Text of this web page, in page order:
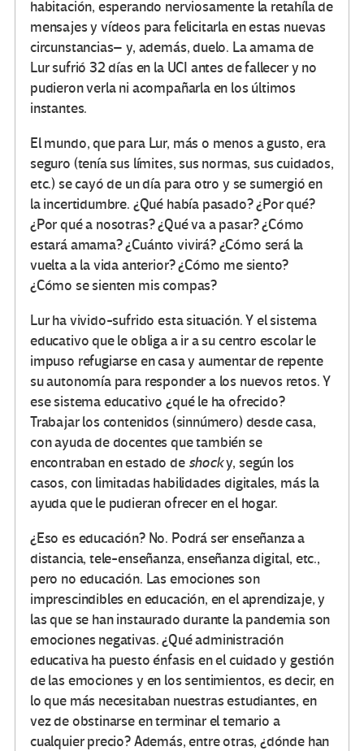
habitación, esperando nerviosamente la retahíla de
mensajes y vídeos para felicitarla en estas nuevas
circunstancias– y, además, duelo. La amama de
Lur sufrió 32 días en la UCI antes de fallecer y no
pudieron verla ni acompañarla en los últimos
instantes.
El mundo, que para Lur, más o menos a gusto, era
seguro (tenía sus límites, sus normas, sus cuidados,
etc.) se cayó de un día para otro y se sumergió en
la incertidumbre. ¿Qué había pasado? ¿Por qué?
¿Por qué a nosotras? ¿Qué va a pasar? ¿Cómo
estará amama? ¿Cuánto vivirá? ¿Cómo será la
vuelta a la vida anterior? ¿Cómo me siento?
¿Cómo se sienten mis compas?
Lur ha vivido-sufrido esta situación. Y el sistema
educativo que le obliga a ir a su centro escolar le
impuso refugiarse en casa y aumentar de repente
su autonomía para responder a los nuevos retos. Y
ese sistema educativo ¿qué le ha ofrecido?
Trabajar los contenidos (sinnúmero) desde casa,
con ayuda de docentes que también se
encontraban en estado de shocky, según los
casos, con limitadas habilidades digitales, más la
ayuda que le pudieran ofrecer en el hogar.
¿Eso es educación? No. Podrá ser enseñanza a
distancia, tele-enseñanza, enseñanza digital, etc.,
pero no educación. Las emociones son
imprescindibles en educación, en el aprendizaje, y
las que se han instaurado durante la pandemia son
emociones negativas. ¿Qué administración
educativa ha puesto énfasis en el cuidado y gestión
de las emociones y en los sentimientos, es decir, en
lo que más necesitaban nuestras estudiantes, en
vez de obstinarse en terminar el temario a
cualquier precio? Además, entre otras, ¿dónde han